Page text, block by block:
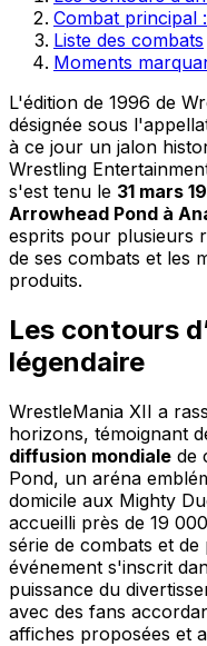
Combat principal
Liste des combats
Moments
L'édition de 1996 de
désignée sous
à ce jour un jalon
Wrestling
s'est tenu le 31 mars
Arrowhead Pond à
esprits pour plusieurs
de ses combats et les
produits.
Les contours
légendaire
WrestleMania XII a
horizons, témoignant
diffusion mondiale de
Pond, un aréna
domicile aux Mighty
accueilli près de 19
série de combats et
événement s'inscrit
puissance du
avec des fans
affiches proposées et